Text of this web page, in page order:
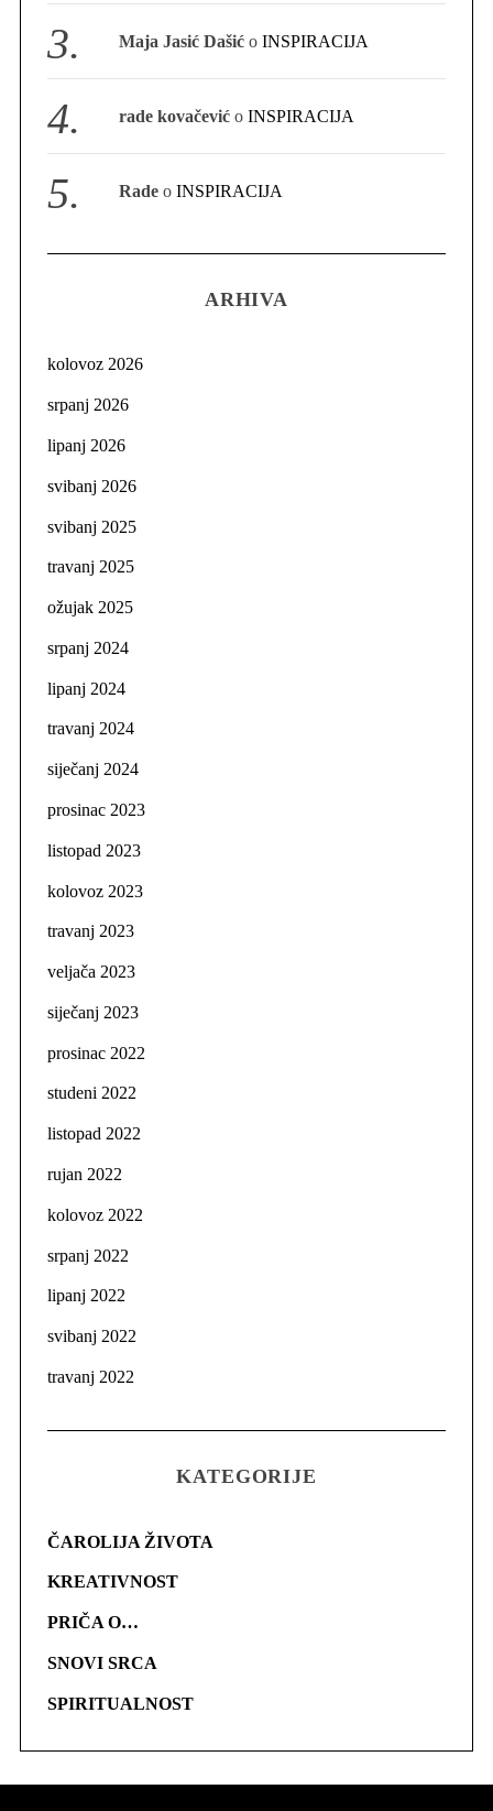
Maja Jasić Dašić oINSPIRACIJA
rade kovačević oINSPIRACIJA
Rade oINSPIRACIJA
ARHIVA
kolovoz 2026
srpanj 2026
lipanj 2026
svibanj 2026
svibanj 2025
travanj 2025
ožujak 2025
srpanj 2024
lipanj 2024
travanj 2024
siječanj 2024
prosinac 2023
listopad 2023
kolovoz 2023
travanj 2023
veljača 2023
siječanj 2023
prosinac 2022
studeni 2022
listopad 2022
rujan 2022
kolovoz 2022
srpanj 2022
lipanj 2022
svibanj 2022
travanj 2022
KATEGORIJE
ČAROLIJA ŽIVOTA
KREATIVNOST
PRIČA O…
SNOVI SRCA
SPIRITUALNOST
o